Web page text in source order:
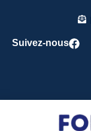
Suivez-nous